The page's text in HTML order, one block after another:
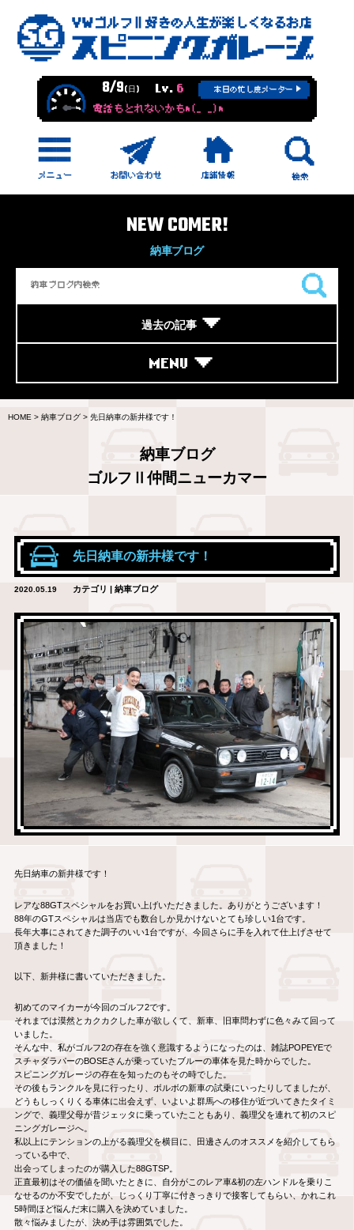
8/9(日) Lv. 6 本日の忙し度メーター
電話もとれないかもm(_ _)m
NEW COMER!
納車ブログ
過去の記事
MENU
HOME > 納車ブログ > 先日納車の新井様です！
納車ブログ
ゴルフⅡ仲間ニューカマー
先日納車の新井様です！
2020.05.19 カテゴリ | 納車ブログ
先日納車の新井様です！
レアな88GTスペシャルをお買い上げいただきました。ありがとうございます！
88年のGTスペシャルは当店でも数台しか見かけないとても珍しい1台です。
長年大事にされてきた調子のいい1台ですが、今回さらに手を入れて仕上げさせて
頂きました！
以下、新井様に書いていただきました。
初めてのマイカーが今回のゴルフ2です。
それまでは漠然とカクカクした車が欲しくて、新車、旧車問わずに色々みて回って
いました。
そんな中、私がゴルフ2の存在を強く意識するようになったのは、雑誌POPEYEで
スチャダラパーのBOSEさんが乗っていたブルーの車体を見た時からでした。
スピニングガレージの存在を知ったのもその時でした。
その後もランクルを見に行ったり、ボルボの新車の試乗にいったりしてましたが、
どうもしっくりくる車体に出会えず、いよいよ群馬への移住が近づいてきたタイミ
ングで、義理父母が昔ジェッタに乗っていたこともあり、義理父を連れて初のスピ
ニングガレージへ。
私以上にテンションの上がる義理父を横目に、田邊さんのオススメを紹介してもら
っている中で、
出会ってしまったのが購入した88GTSP。
正直最初はその価値を聞いたときに、自分がこのレア車&初の左ハンドルを乗りこ
なせるのか不安でしたが、じっくり丁寧に付きっきりで接客してもらい、かれこれ
5時間ほど悩んだ末に購入を決めていました。
散々悩みましたが、決め手は雰囲気でした。